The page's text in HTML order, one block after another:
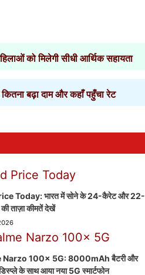
को मिलेगी सीधी आर्थिक सहायता
बढ़ा दाम और कहाँ पहुँचा रेट
Today: भारत में सोने के 24-कैरेट और 22-
ताज़ा कीमतें देखें
Narzo 100x 5G: 8000mAh बैटरी और
के साथ आया नया 5G स्मार्टफोन